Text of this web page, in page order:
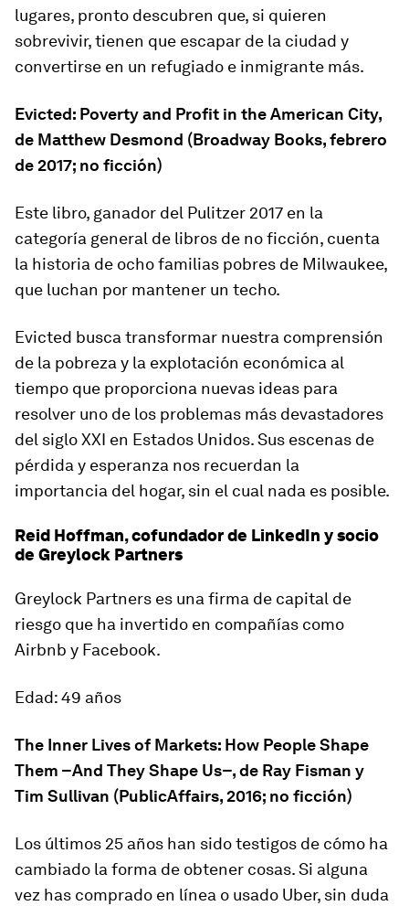
lugares, pronto descubren que, si quieren
sobrevivir, tienen que escapar de la ciudad y
convertirse en un refugiado e inmigrante más.
Evicted: Poverty and Profit in the American City,
de Matthew Desmond (Broadway Books, febrero
de 2017; no ficción)
Este libro, ganador del Pulitzer 2017 en la
categoría general de libros de no ficción, cuenta
la historia de ocho familias pobres de Milwaukee,
que luchan por mantener un techo.
Evicted busca transformar nuestra comprensión
de la pobreza y la explotación económica al
tiempo que proporciona nuevas ideas para
resolver uno de los problemas más devastadores
del siglo XXI en Estados Unidos. Sus escenas de
pérdida y esperanza nos recuerdan la
importancia del hogar, sin el cual nada es posible.
Reid Hoffman, cofundador de LinkedIn y socio
de Greylock Partners
Greylock Partners es una firma de capital de
riesgo que ha invertido en compañías como
Airbnb y Facebook.
Edad: 49 años
The Inner Lives of Markets: How People Shape
Them –And They Shape Us–, de Ray Fisman y
Tim Sullivan (PublicAffairs, 2016; no ficción)
Los últimos 25 años han sido testigos de cómo ha
cambiado la forma de obtener cosas. Si alguna
vez has comprado en línea o usado Uber, sin duda